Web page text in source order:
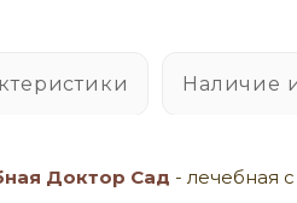
Наличие
Доктор Сад - лечебная